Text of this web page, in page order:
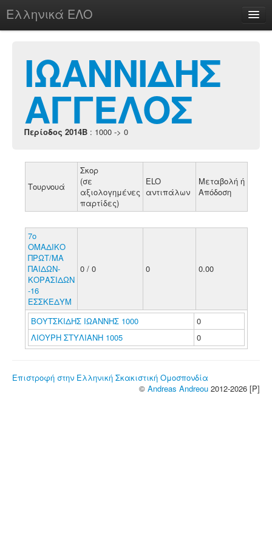
Ελληνικά ΕΛΟ
chesstu.be @ discord
Login
ΙΩΑΝΝΙΔΗΣ
ΑΓΓΕΛΟΣ
Περίοδος 2014B : 1000 -> 0
Τουρνουά
Σκορ
(σε
αξιολογημένες
παρτίδες)
ELO
αντιπάλων
Μεταβολή ή
Απόδοση
7ο
ΟΜΑΔΙΚΟ
ΠΡΩΤ/ΜΑ
ΠΑΙΔΩΝ-
ΚΟΡΑΣΙΔΩΝ
-16
ΕΣΣΚΕΔΥΜ
0 / 0 0 0.00
ΒΟΥΤΣΚΙΔΗΣ ΙΩΑΝΝΗΣ 1000
0
ΛΙΟΥΡΗ ΣΤΥΛΙΑΝΗ 1005
0
Επιστροφή στην Ελληνική Σκακιστική Ομοσπονδία
© Andreas Andreou 2012-2026 [P]